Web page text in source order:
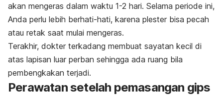
akan mengeras dalam waktu 1-2 hari. Selama periode ini,
Anda perlu lebih berhati-hati, karena plester bisa pecah
atau retak saat mulai mengeras.
Terakhir, dokter terkadang membuat sayatan kecil di
atas lapisan luar perban sehingga ada ruang bila
pembengkakan terjadi.
Perawatan setelah pemasangan gips